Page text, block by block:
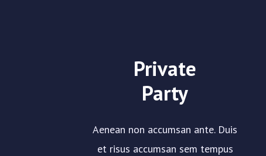
Private
Party
Aenean non accumsan ante. Duis
et risus accumsan sem tempus